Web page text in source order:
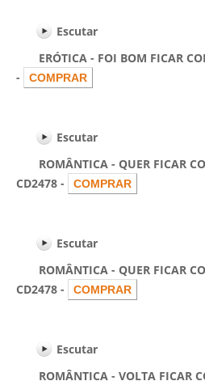
Escutar
ERÓTICA - FOI BOM FICAR
-
Escutar
ROMÂNTICA - QUER FICAR
CD2478 -
Escutar
ROMÂNTICA - QUER FICAR
CD2478 -
Escutar
ROMÂNTICA - VOLTA FICAR